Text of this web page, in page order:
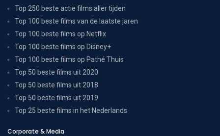
Top 250 beste actie films aller tijden
Top 100 beste films van de laatste jaren
Top 100 beste films op Netflix
Top 100 beste films op Disney+
Top 100 beste films op Pathé Thuis
Top 50 beste films uit 2020
Top 50 beste films uit 2018
Top 50 beste films uit 2019
Top 25 beste films in het Nederlands
Corporate & Media